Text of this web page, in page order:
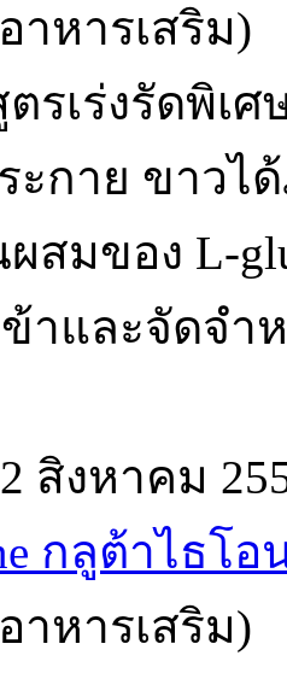
าหารเสริม)
ตรเร่งรัดพิเ
ะกาย ขาวไ
ผสมของ L-
ข้าและจัดจ
สิงหาคม
กลูต้าไธโอ
าหารเสริม)